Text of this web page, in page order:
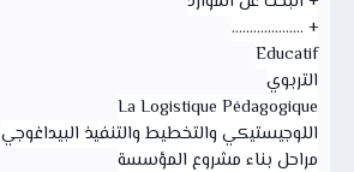
+ ....................
Educatif
التربوي
La Logistique Pédagogique
اللوجيستيكي والتخطيط والتنفيذ البيداغوجي
مراحل بناء مشروع المؤسسة